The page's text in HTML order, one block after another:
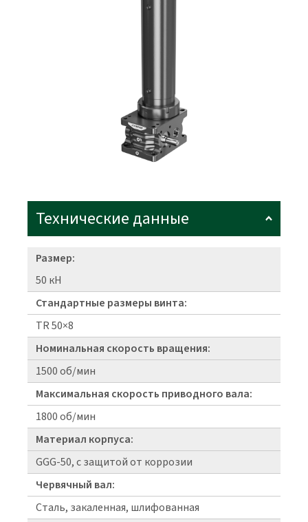
Технические данные
Размер:
50 кН
Стандартные размеры винта:
TR 50×8
Номинальная скорость вращения:
1500 об/мин
Максимальная скорость приводного вала:
1800 об/мин
Материал корпуса:
GGG-50, с защитой от коррозии
Червячный вал:
Сталь, закаленная, шлифованная